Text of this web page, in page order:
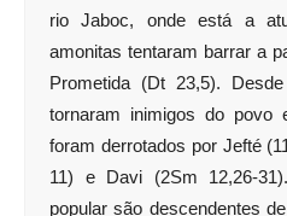
rio Jaboc, onde está a
amonitas tentaram barrar a
Prometida (Dt 23,5).
tornaram inimigos do povo
foram derrotados por Jefté
11) e Davi (2Sm 12,26-
popular são descendentes